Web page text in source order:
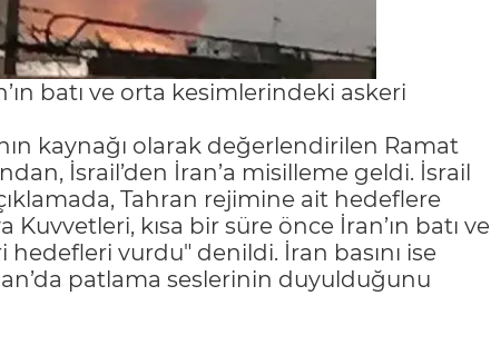
batı ve orta kesimlerindeki askeri
kaynağı olarak değerlendirilen Ramat
İsrail’den İran’a misilleme geldi. İsrail
Tahran rejimine ait hedeflere
kısa bir süre önce İran’ın batı ve
vurdu" denildi. İran basını ise
patlama seslerinin duyulduğunu